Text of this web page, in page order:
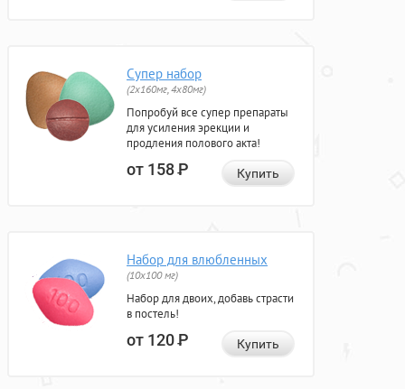
Супер набор
(2х160мг, 4х80мг)
Попробуй все супер препараты
для усиления эрекции и
продления полового акта!
от 158Р Купить
Набор для влюбленных
(10х100 мг)
Набор для двоих, добавь страсти
в постель!
от 120Р Купить